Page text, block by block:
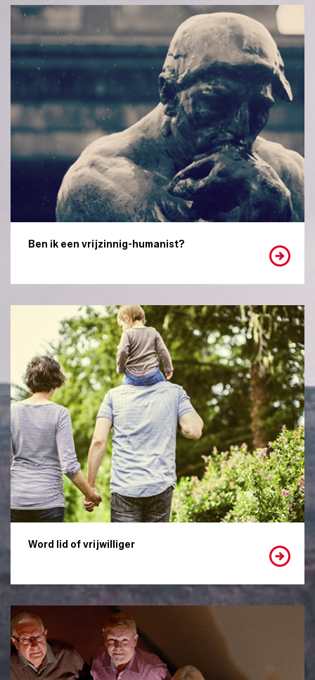
Ben ik een vrijzinnig-humanist?
Word lid of vrijwilliger